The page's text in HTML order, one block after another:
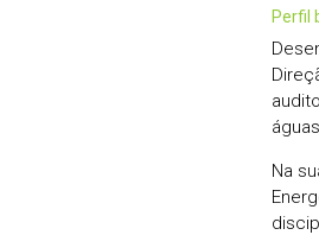
Na